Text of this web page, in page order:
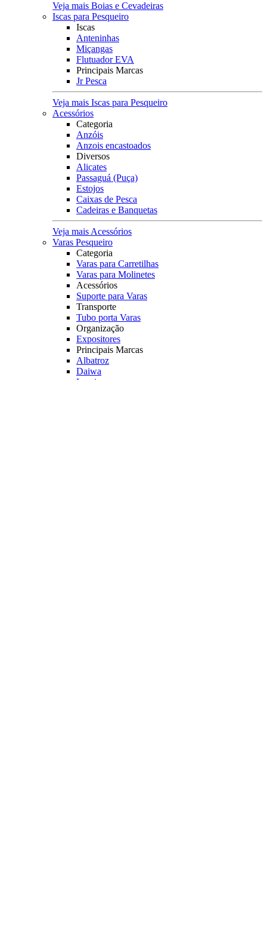
Veja mais Boias e Cevadeiras
Iscas para Pesqueiro
Iscas
Anteninhas
Miçangas
Flutuador EVA
Principais Marcas
Jr Pesca
Veja mais Iscas para Pesqueiro
Acessórios
Categoria
Anzóis
Anzois encastoados
Diversos
Alicates
Passaguá (Puça)
Estojos
Caixas de Pesca
Cadeiras e Banquetas
Veja mais Acessórios
Varas Pesqueiro
Categoria
Varas para Carretilhas
Varas para Molinetes
Acessórios
Suporte para Varas
Transporte
Tubo porta Varas
Organização
Expositores
Principais Marcas
Albatroz
Daiwa
Lumis